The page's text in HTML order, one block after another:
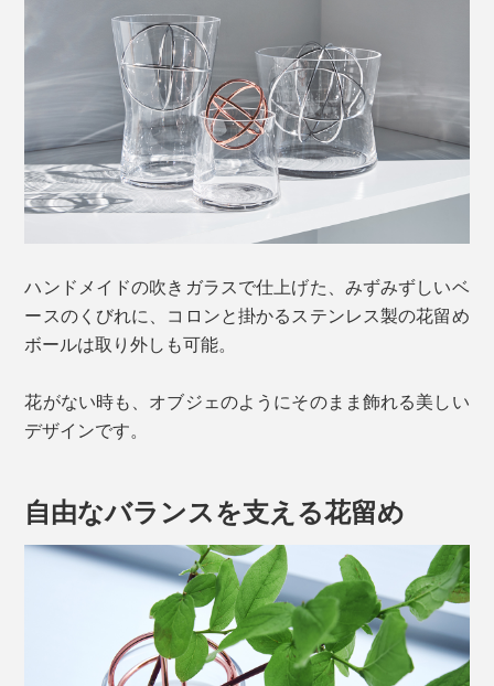
ハンドメイドの吹きガラスで仕上げた、みずみずしいベ
ースのくびれに、コロンと掛かるステンレス製の花留め
ボールは取り外しも可能。
花がない時も、オブジェのようにそのまま飾れる美しい
デザインです。
自由なバランスを支える花留め